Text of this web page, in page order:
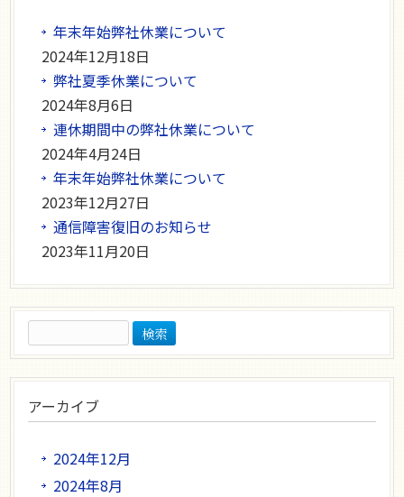
年末年始弊社休業について
2024年12月18日
弊社夏季休業について
2024年8月6日
連休期間中の弊社休業について
2024年4月24日
年末年始弊社休業について
2023年12月27日
通信障害復旧のお知らせ
2023年11月20日
索:
アーカイブ
2024年12月
2024年8月